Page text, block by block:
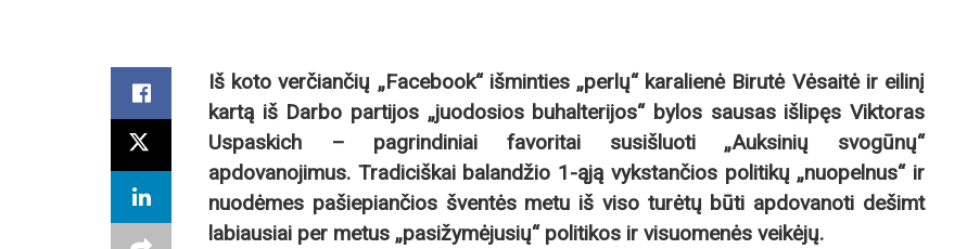
Iš koto verčiančių „Facebook“ išminties „perlų“ karalienė Birutė Vėsaitė ir eilinį
kartą iš Darbo partijos „juodosios buhalterijos“ bylos sausas išlipęs Viktoras
Uspaskich – pagrindiniai favoritai susišluoti „Auksinių svogūnų“
apdovanojimus. Tradiciškai balandžio 1-ąją vykstančios politikų „nuopelnus“ ir
nuodėmes pašiepiančios šventės metu iš viso turėtų būti apdovanoti dešimt
labiausiai per metus „pasižymėjusių“ politikos ir visuomenės veikėjų.